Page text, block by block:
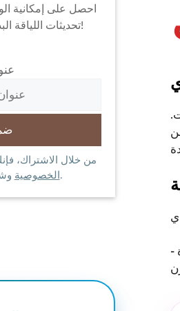
احصل على إمكانية
تحديثات اللياقة البدنية والتغذية لدينا!
من خلال الاشتراك،
الخصوصية وشروط الخدمة.